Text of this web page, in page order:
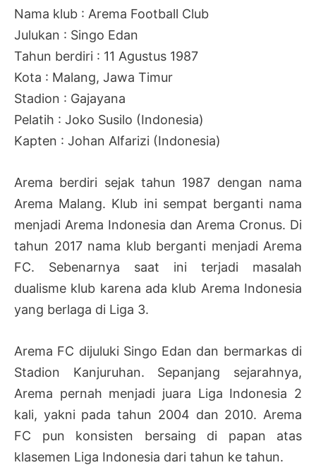
Nama klub : Arema Football Club
Julukan : Singo Edan
Tahun berdiri : 11 Agustus 1987
Kota : Malang, Jawa Timur
Stadion : Gajayana
Pelatih : Joko Susilo (Indonesia)
Kapten : Johan Alfarizi (Indonesia)
Arema berdiri sejak tahun 1987 dengan nama
Arema Malang. Klub ini sempat berganti nama
menjadi Arema Indonesia dan Arema Cronus. Di
tahun 2017 nama klub berganti menjadi Arema
FC. Sebenarnya saat ini terjadi masalah
dualisme klub karena ada klub Arema Indonesia
yang berlaga di Liga 3.
Arema FC dijuluki Singo Edan dan bermarkas di
Stadion Kanjuruhan. Sepanjang sejarahnya,
Arema pernah menjadi juara Liga Indonesia 2
kali, yakni pada tahun 2004 dan 2010. Arema
FC pun konsisten bersaing di papan atas
klasemen Liga Indonesia dari tahun ke tahun.